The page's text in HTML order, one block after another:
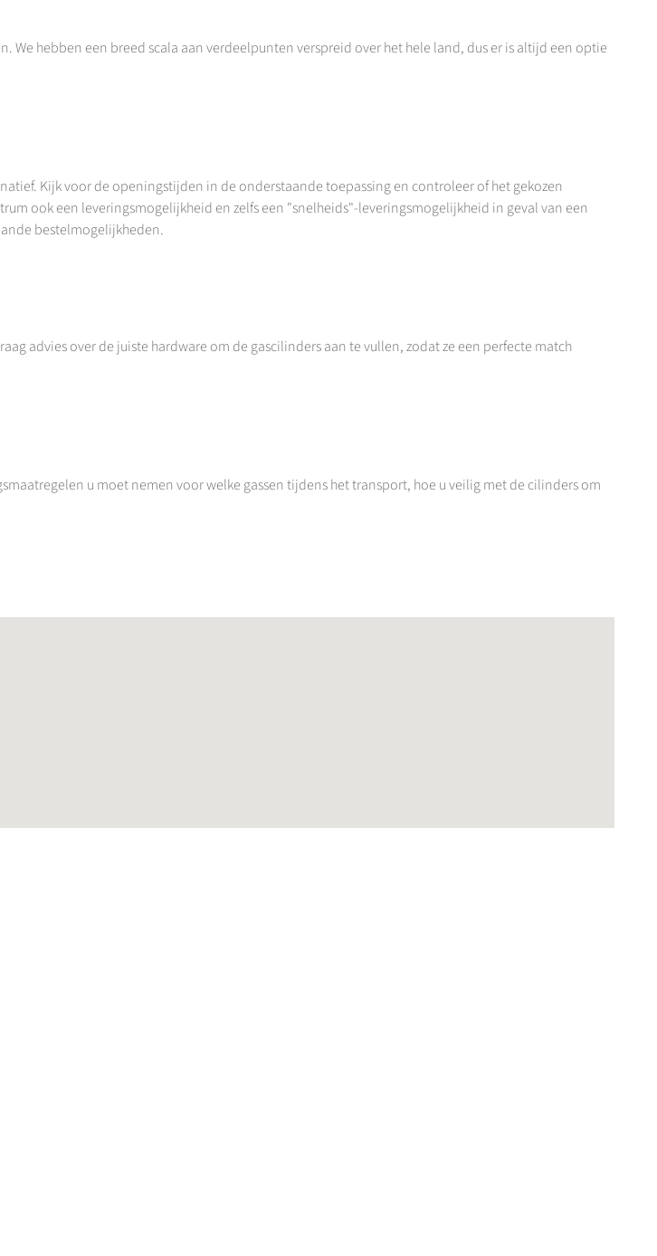
hebben een breed scala aan verdeelpunten verspreid over het hele land, dus er is altijd een optie
Kijk voor de openingstijden in de onderstaande toepassing en controleer of het gekozen
ook een leveringsmogelijkheid en zelfs een "snelheids"-leveringsmogelijkheid in geval van een
bestelmogelijkheden.
advies over de juiste hardware om de gascilinders aan te vullen, zodat ze een perfecte match
u moet nemen voor welke gassen tijdens het transport, hoe u veilig met de cilinders om